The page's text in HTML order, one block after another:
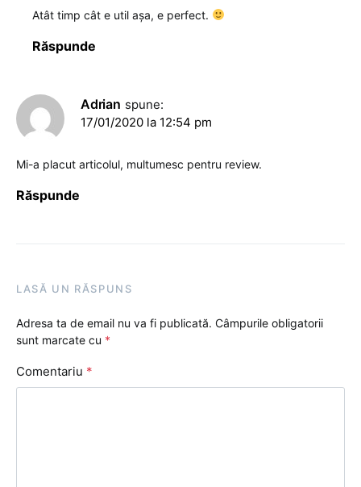
Atât timp cât e util așa, e perfect.
Răspunde
Adrian spune:
17/01/2020 la 12:54 pm
Mi-a placut articolul, multumesc pentru review.
Răspunde
LASĂ UN RĂSPUNS
Adresa ta de email nu va fi publicată. Câmpurile obligatorii
sunt marcate cu *
Comentariu *